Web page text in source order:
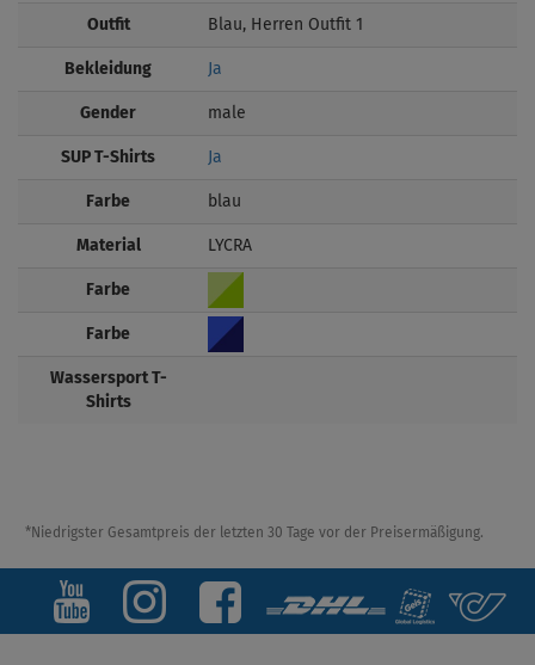
Outfit Blau, Herren Outfit 1
Bekleidung Ja
Gender male
SUP T-Shirts Ja
Farbe blau
Material LYCRA
Farbe
Farbe
Wassersport T-
Shirts
*Niedrigster Gesamtpreis der letzten 30 Tage vor der Preisermäßigung.